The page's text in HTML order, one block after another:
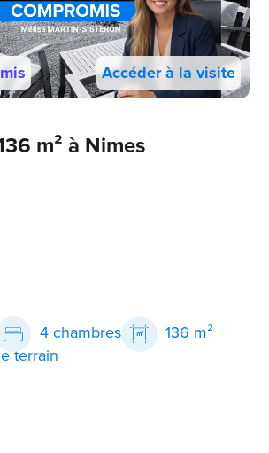
Accéder à la visite
m² à Nimes
4 chambres
136 m²
terrain